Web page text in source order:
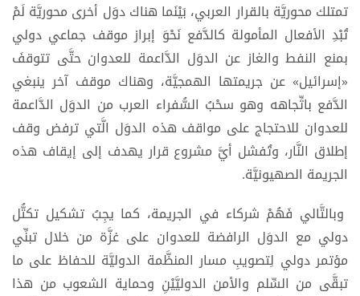
تمتلك محوريَّة بالقرار العربي، بَيْنَما هناك دوَل أخرى محوريَّة لَمْ
تُبْدِ الأفعال المأمولة كالدَّفع نَحْوَ إبراز موقف جماعي دولي
بمنع النفط والغاز عن الدوَل الدَّاعمة للعدوان حتَّى تتوقفَ
«إسرائيل» عن جريمتها الهمجيَّة، وهناك موقف آخر ينبغي
الدَّفع باتِّجاهه وهو سحْبُ السُّفراء العرب من الدوَل الدَّاعمة
للعدوان للاحتجاج على مواقف هذه الدوَل الَّتي ترفض وقف
إطلاق النَّار، وتُفشل أيَّ مشروع قرار يهدف إلى إيقاف هذه
الجريمة الصهيونيَّة.
وبالتَّالي فَهُمْ شركاء في الجريمة، كما يجِبُ تشكيل تكتُّل
دولي مع الدوَل الرافضة للعدوان على ‎غزَّة من خلال تبنِّي
مؤتمر دولي لِتصويبِ مسار المنظَّمة الدوليَّة للحفاظ على ما
تبقَّى من السِّلم والأمن الدوليَّيْنِ وحماية الشعوب من هذا